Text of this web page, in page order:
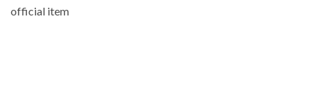
official item